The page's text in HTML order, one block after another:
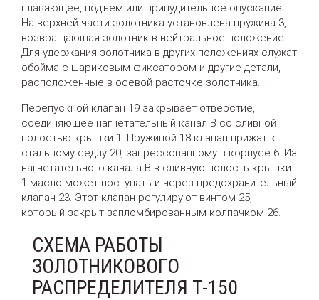
плавающее, подъем или принудительное опускание.
На верхней части золотника установлена пружина 3,
возвращающая золотник в нейтральное положение.
Для удержания золотника в других положениях служат
обойма с шариковым фиксатором и другие детали,
расположенные в осевой расточке золотника.
Перепускной клапан 19 закрывает отверстие,
соединяющее нагнетательный канал В со сливной
полостью крышки 1. Пружиной 18 клапан прижат к
стальному седлу 20, запрессованному в корпусе 6. Из
нагнетательного канала В в сливную полость крышки
1 масло может поступать и через предохранительный
клапан 23. Этот клапан регулируют винтом 25,
который закрыт запломбированным колпачком 26.
СХЕМА РАБОТЫ
ЗОЛОТНИКОВОГО
РАСПРЕДЕЛИТЕЛЯ Т-150